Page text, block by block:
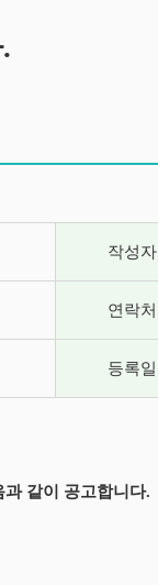
작성자
연락처
등록일
같이 공고합니다.